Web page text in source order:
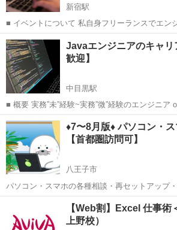
新宿駅
■ イベントについて 私自身フリーランスでエン
おり、様々な企業様との繋がりが増え、案件案
できる状態になりました。 そのため案件をお渡
て育成し、スキルが十分につい...
東京 新宿区 プログラミング
Javaエンジニアのキャリ
歓迎】
中目黒駅
■ 概要 実務”未”経験~実務”微”経験のエンジニア or エンジニアになりた
い方に届いてほしい！ 「頻繁に開発案件を見ているけど レベルが高い
案件ばかりで尻込みしてしまう。 だけど、経験
プし...
東京 渋谷区 中目黒駅 プログラミング
♦️7〜8月版♦️ パソコン・スマホのサポート
【首都圏訪問可】
八王子市
パソコン・スマホの各種相談・再セットアップ
使い方・ネット接続・バックアップ・PC自作・
ムネットワーク・セキュリティー・レンタルサ
入・独自メールアドレス・ブログやホー...
八王子市 その他
【Web割】Excel 仕事術
上野校）